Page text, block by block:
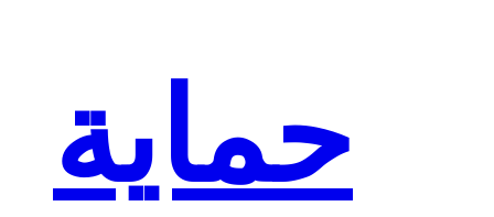
حماية